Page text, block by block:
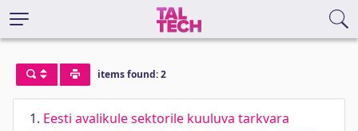
items found: 2
1. Eesti avalikule sektorile kuuluva tarkvara